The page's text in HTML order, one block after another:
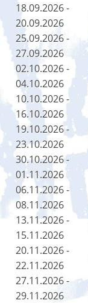
18.09.2026 -
20.09.2026
25.09.2026 -
27.09.2026
02.10.2026 -
04.10.2026
10.10.2026 -
16.10.2026
19.10.2026 -
23.10.2026
30.10.2026 -
01.11.2026
06.11.2026 -
08.11.2026
13.11.2026 -
15.11.2026
20.11.2026 -
22.11.2026
27.11.2026 -
29.11.2026